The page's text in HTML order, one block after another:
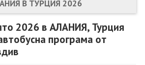
В ТУРЦИЯ 2026
2026 в АЛАНИЯ, Турция
програма от